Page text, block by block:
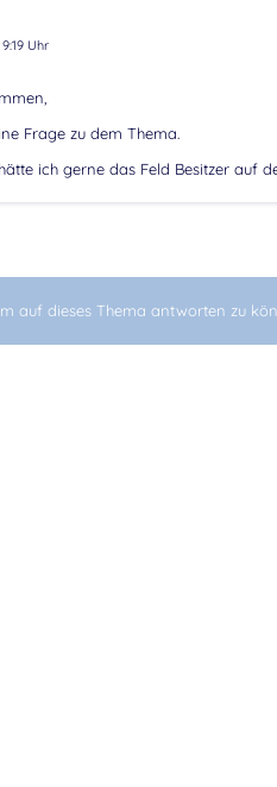
Uhr
Frage zu dem Thema.
ich gerne das Feld Besitzer auf
auf dieses Thema antworten zu